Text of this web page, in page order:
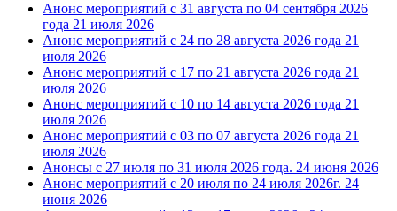
Анонс мероприятий с 31 августа по 04 сентября 2026
года 21 июля 2026
Анонс мероприятий с 24 по 28 августа 2026 года 21
июля 2026
Анонс мероприятий с 17 по 21 августа 2026 года 21
июля 2026
Анонс мероприятий с 10 по 14 августа 2026 года 21
июля 2026
Анонс мероприятий с 03 по 07 августа 2026 года 21
июля 2026
Анонсы с 27 июля по 31 июля 2026 года. 24 июня 2026
Анонс мероприятий с 20 июля по 24 июля 2026г. 24
июня 2026